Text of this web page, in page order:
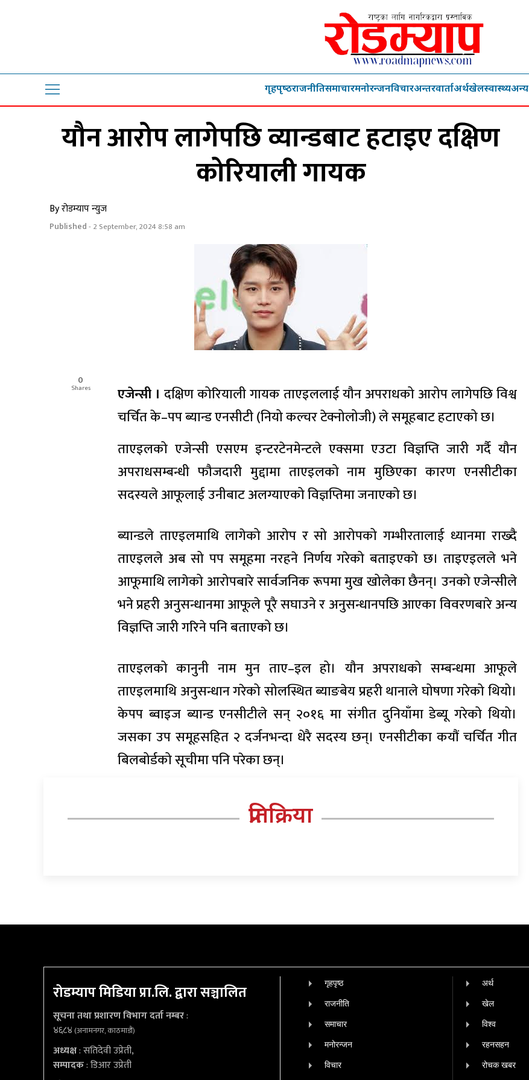
गृहपृष्‍ठराजनीतिसमाचारमनोरन्जनविचारअन्तरवार्ताअर्थखेलस्वास्थ्यअन्य
यौन आरोप लागेपछि व्यान्डबाट हटाइए दक्षिण
कोरियाली गायक
By रोडम्याप न्युज
Published- 2 September, 2024 8:58 am
0
Shares एजेन्सी । दक्षिण कोरियाली गायक ताएइललाई यौन अपराधको आरोप लागेपछि विश्व
चर्चित के–पप ब्यान्ड एनसीटी (नियो कल्चर टेक्नोलोजी) ले समूहबाट हटाएको छ।
ताएइलको एजेन्सी एसएम इन्टरटेनमेन्टले एक्समा एउटा विज्ञप्ति जारी गर्दै यौन
अपराधसम्बन्धी फौजदारी मुद्दामा ताएइलको नाम मुछिएका कारण एनसीटीका
सदस्यले आफूलाई उनीबाट अलग्याएको विज्ञप्तिमा जनाएको छ।
ब्यान्डले ताएइलमाथि लागेको आरोप र सो आरोपको गम्भीरतालाई ध्यानमा राख्दै
ताएइलले अब सो पप समूहमा नरहने निर्णय गरेको बताइएको छ। ताइएइलले भने
आफूमाथि लागेको आरोपबारे सार्वजनिक रूपमा मुख खोलेका छैनन्। उनको एजेन्सीले
भने प्रहरी अनुसन्धानमा आफूले पूरै सघाउने र अनुसन्धानपछि आएका विवरणबारे अन्य
विज्ञप्ति जारी गरिने पनि बताएको छ।
ताएइलको कानुनी नाम मुन ताए–इल हो। यौन अपराधको सम्बन्धमा आफूले
ताएइलमाथि अनुसन्धान गरेको सोलस्थित ब्याङबेय प्रहरी थानाले घोषणा गरेको थियो।
केपप ब्वाइज ब्यान्ड एनसीटीले सन् २०१६ मा संगीत दुनियाँमा डेब्यू गरेको थियो।
जसका उप समूहसहित २ दर्जनभन्दा धेरै सदस्य छन्। एनसीटीका कयौं चर्चित गीत
बिलबोर्डको सूचीमा पनि परेका छन्।
प्रतिक्रिया
रोडम्याप मिडिया प्रा.लि. द्वारा सञ्चालित
सूचना तथा प्रशारण विभाग दर्ता नम्बर:
४६८४(अनामनगर, काठमाडौं)
अध्यक्ष: सतिदेवी उप्रेती,
सम्पादक: डिआर उप्रेती
गृहपृष्‍ठ
राजनीति
समाचार
मनोरन्जन
विचार
अर्थ
खेल
विश्व
रहनसहन
रोचक खबर